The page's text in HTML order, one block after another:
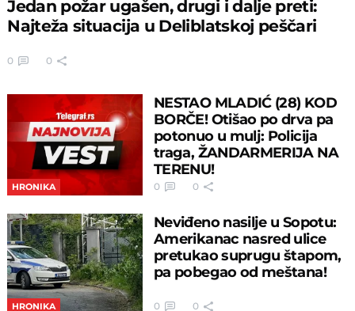
Jedan požar ugašen, drugi i dalje preti:
Najteža situacija u Deliblatskoj peščari
0 0
HRONIKA
NESTAO MLADIĆ (28) KOD
BORČE! Otišao po drva pa
potonuo u mulj: Policija
traga, ŽANDARMERIJA NA
TERENU!
0 0
HRONIKA
Neviđeno nasilje u Sopotu:
Amerikanac nasred ulice
pretukao suprugu štapom,
pa pobegao od meštana!
0 0